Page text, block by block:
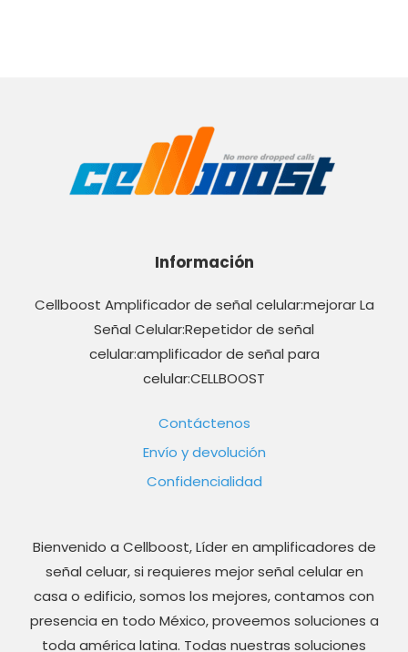
Información
Cellboost Amplificador de señal celular:mejorar La
Señal Celular:Repetidor de señal
celular:amplificador de señal para
celular:CELLBOOST
Contáctenos
Envío y devolución
Confidencialidad
Bienvenido a Cellboost, Líder en amplificadores de
señal celuar, si requieres mejor señal celular en
casa o edificio, somos los mejores, contamos con
presencia en todo México, proveemos soluciones a
toda américa latina. Todas nuestras soluciones